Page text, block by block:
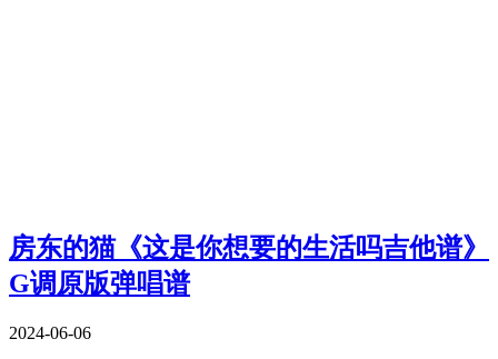
房东的猫《这是你想要的生活吗吉他谱》
G调原版弹唱谱
2024-06-06